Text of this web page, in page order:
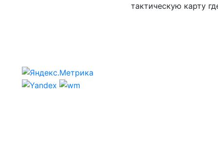
тактическую карту